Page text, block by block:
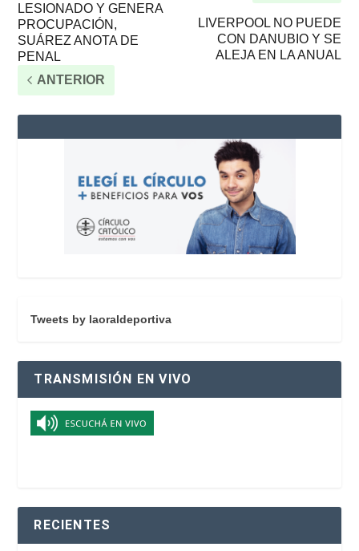
LESIONADO Y GENERA
PROCUPACIÓN,
SUÁREZ ANOTA DE
PENAL
ANTERIOR
LIVERPOOL NO PUEDE
CON DANUBIO Y SE
ALEJA EN LA ANUAL
Tweets by laoraldeportiva
TRANSMISIÓN EN VIVO
RECIENTES